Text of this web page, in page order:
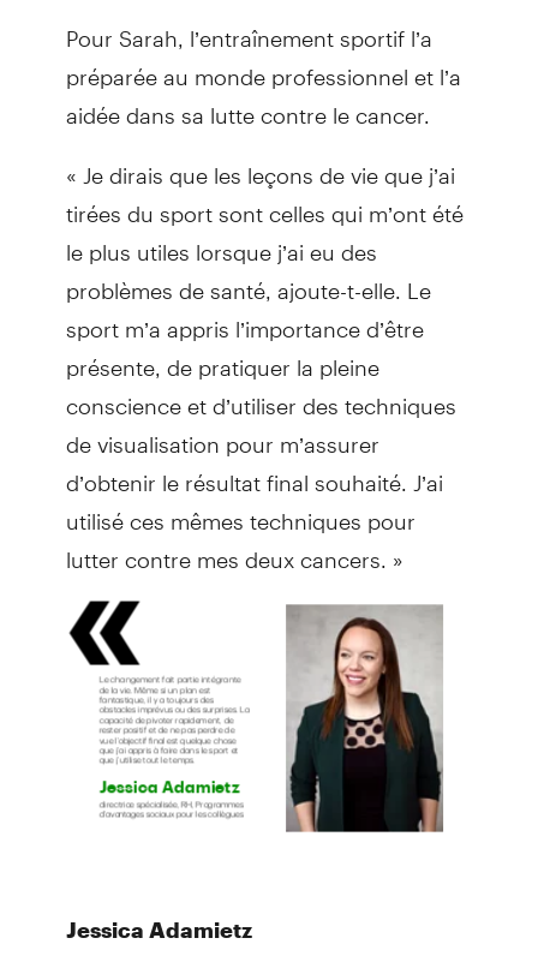
Pour Sarah, l’entraînement sportif l’a
préparée au monde professionnel et l’a
aidée dans sa lutte contre le cancer.
« Je dirais que les leçons de vie que j’ai
tirées du sport sont celles qui m’ont été
le plus utiles lorsque j’ai eu des
problèmes de santé, ajoute-t-elle. Le
sport m’a appris l’importance d’être
présente, de pratiquer la pleine
conscience et d’utiliser des techniques
de visualisation pour m’assurer
d’obtenir le résultat final souhaité. J’ai
utilisé ces mêmes techniques pour
lutter contre mes deux cancers. »
Jessica Adamietz